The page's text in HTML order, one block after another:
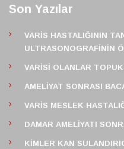
Son Yazılar
VARIS HASTALIĞININ
ULTRASONOGRAFININ
VARISI OLANLAR
AMELIYAT SONRASI
VARIS MESLEK
DAMAR AMELIYATI
KIMLER KAN